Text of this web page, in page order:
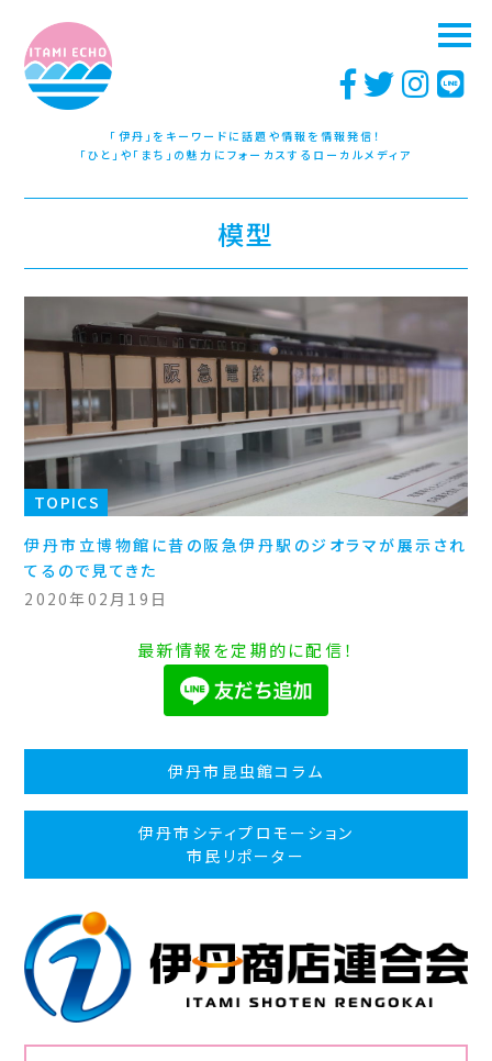
「伊丹」をキーワードに話題や情報を情報発信！
「ひと」や「まち」の魅力にフォーカスするローカルメディア
模型
TOPICS
伊丹市立博物館に昔の阪急伊丹駅のジオラマが展示され
てるので見てきた
2020年02月19日
最新情報を定期的に配信！
伊丹市昆虫館コラム
伊丹市シティプロモーション
市民リポーター